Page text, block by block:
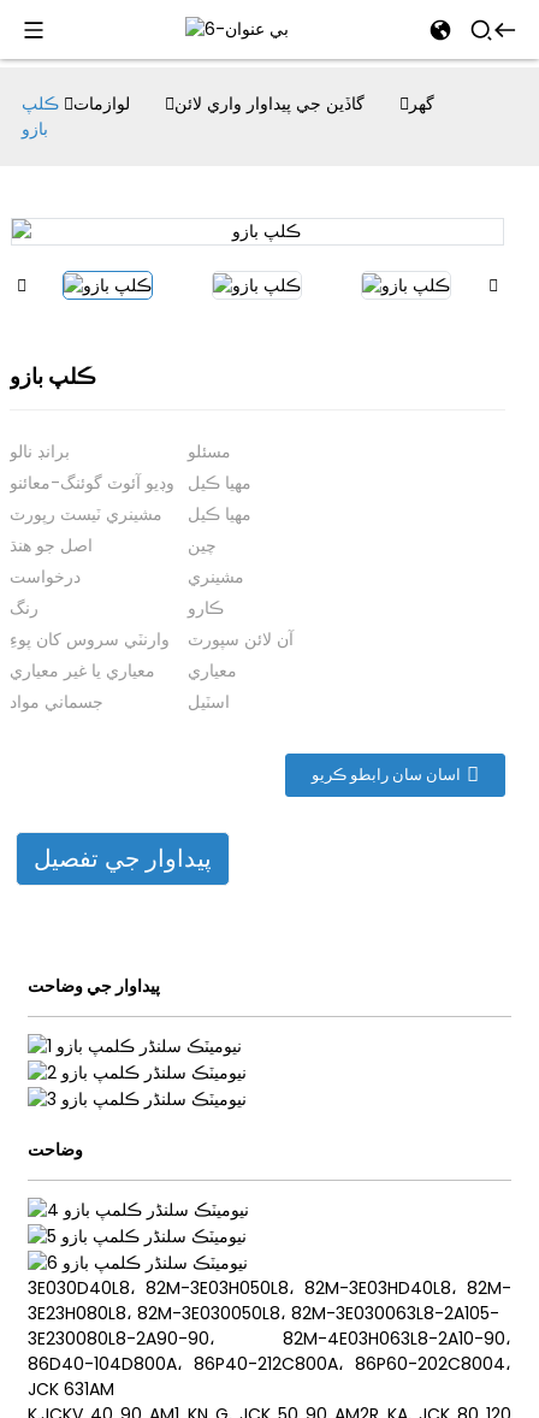
گھر گاڏين جي پيداوار واري لائن لوازمات
ڪلپ
بازو
ڪلپ بازو
برانڊ نالو
مسئلو
وڊيو آئوٽ گوئنگ-معائنو
مهيا ڪيل
مشينري ٽيسٽ رپورٽ
مهيا ڪيل
اصل جو هنڌ
چين
درخواست
مشينري
رنگ
ڪارو
وارنٽي سروس کان پوءِ
آن لائن سپورٽ
معياري يا غير معياري
معياري
جسماني مواد
اسٽيل
اسان سان رابطو ڪريو
پيداوار جي تفصيل
پيداوار جي وضاحت
وضاحت
3E030D40L8، 82M-3E03H050L8، 82M-3E03HD40L8، 82M-
3E23H080L8، 82M-3E030050L8، 82M-3E030063L8-2A105-
3E230080L8-2A90-90، 82M-4E03H063L8-2A10-90،
86D40-104D800A، 86P40-212C800A، 86P60-202C8004،
JCK 631AM